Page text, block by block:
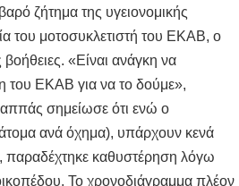
ζήτημα της υγειονομικής
του μοτοσυκλετιστή του ΕΚΑΒ, ο
«Είναι ανάγκη να
του ΕΚΑΒ για να το δούμε»,
σημείωσε ότι ενώ ο
ανά όχημα), υπάρχουν κενά
παραδέχτηκε καθυστέρηση λόγω
Το χρονοδιάγραμμα πλέον